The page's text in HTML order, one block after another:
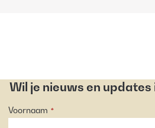
Wil je nieuws en updates
Voornaam *